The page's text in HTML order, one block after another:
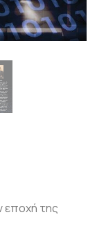
εποχή της